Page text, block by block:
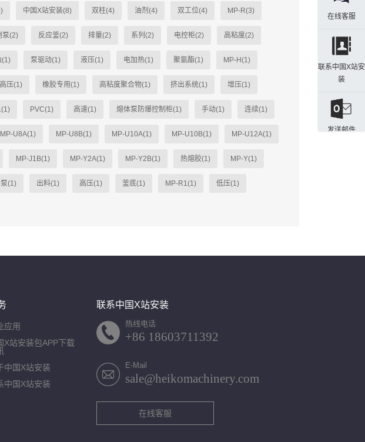
中国X站安装(8) 双柱(4) 油剂(4) 双工位(4) MP-R(3)
泵(2) 反应釜(2) 排量(2) 系列(2) 电控柜(2) 高粘度(2)
(1) 泵驱动(1) 液压(1) 电加热(1) 聚氨酯(1) MP-H(1)
压(1) 橡胶专用(1) 高粘度聚合物(1) 挤出系统(1) 增压(1)
PVC(1) 高速(1) 熔体泵防爆控制柜(1) 手动(1) 连续(1)
MP-U8A(1) MP-U8B(1) MP-U10A(1) MP-U10B(1) MP-U12A(1)
MP-J1B(1) MP-Y2A(1) MP-Y2B(1) 热熔胶(1) MP-Y(1)
(1) 出料(1) 高压(1) 釜底(1) MP-R1(1) 低压(1)
应用
X站安装包APP下载
中国X站安装
中国X站安装
联系中国X站安装
热线电话
+86 18603711392
E-Mail
sale@heikomachinery.com
在线客服
在线客服
联系中国X站安
装
发送邮件